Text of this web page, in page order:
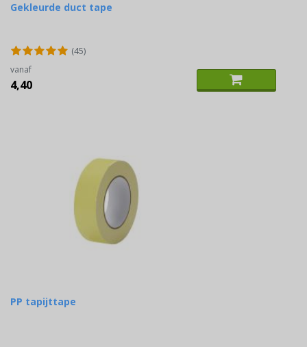
Gekleurde duct tape
(45)
vanaf
4,40
PP tapijttape